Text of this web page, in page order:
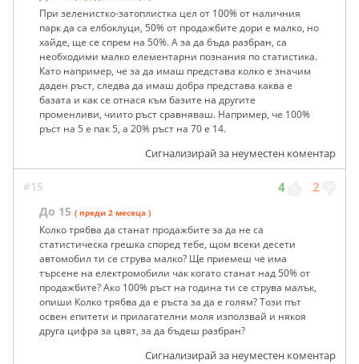
При зеленистко-затоплистка цел от 100% от наличния
парк да са елбоклуци, 50% от продажбите дори е малко, но
хайде, ще се спрем на 50%. А за да бъда разбран, са
необходими малко елементарни познания по статистика.
Като например, че за да имаш представа колко е значим
даден ръст, следва да имаш добра представа каква е
базата и как се отнася към базите на другите
променливи, чиито ръст сравняваш. Например, че 100%
ръст на 5 е пак 5, а 20% ръст на 70 е 14.
Сигнализирай за неуместен коментар
#15 4 2
До 15 ( преди 2 месеца )
Колко трябва да станат продажбите за да не са
статистическа грешка според тебе, щом всеки десети
автомобил ти се струва малко? Ще приемеш че има
търсене на електромобили чак когато станат над 50% от
продажбите? Ако 100% ръст на година ти се струва малък,
опиши Колко трябва да е ръста за да е голям? Този път
освен епитети и прилагателни моля използвай и някоя
друга цифра за цвят, за да бъдеш разбран?
Сигнализирай за неуместен коментар